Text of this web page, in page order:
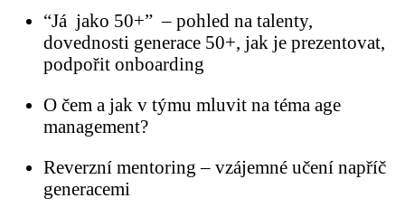
“Já jako 50+” – pohled na talenty,
dovednosti generace 50+, jak je prezentovat,
podpořit onboarding
O čem a jak v týmu mluvit na téma age
management?
Reverzní mentoring– vzájemné učení napříč
generacemi